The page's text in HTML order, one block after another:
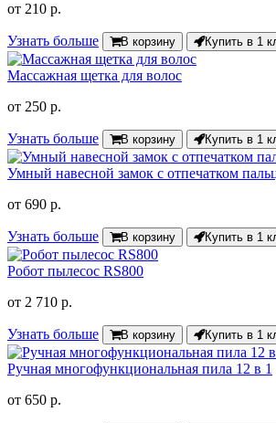
от 210 р.
Узнать больше В корзину Купить в 1
Массажная щетка для волос
от 250 р.
Узнать больше В корзину Купить в 1
Умный навесной замок с отпечатком
от 690 р.
Узнать больше В корзину Купить в 1
Робот пылесос RS800
от 2 710 р.
Узнать больше В корзину Купить в 1
Ручная многофункциональная пила 12 в 1
от 650 р.